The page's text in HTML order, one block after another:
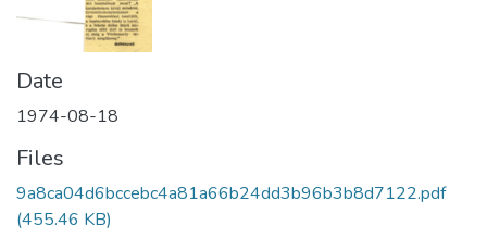
Date
1974-08-18
Files
9a8ca04d6bccebc4a81a66b24dd3b96b3b8d7122.pdf
(455.46 KB)